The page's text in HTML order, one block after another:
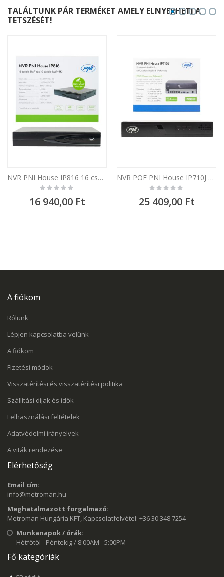
TALÁLTUNK PÁR TERMÉKET AMELY ELNYERHETI A
TETSZÉSÉT!
NVR PNI House IP816 16 csatornás IP 5MP vagy 10 csatornás 8MP 4K
Rating:
0%
16 940,00 Ft
NVR POE PNI House IP710J 10 csatorna 4K 8MP, 4 POE csatorna és 6 IP csatorna, fekete
Rating:
0%
25 409,00 Ft
A fiókom
Rólunk
Lépjen kapcsolatba velünk
A fiókom
Fizetési módok
Visszatérítési és visszatérítési politika
Szállítási díjak és idők
Felhasználási feltételek
Adatvédelmi irányelvek
A viták rendezése
Elérhetőség
Email cím:
info@metroman.hu
Meghatalmazott forgalmazó:
Metroman Hungária KFT, Kapcsolatfelvétel: +36 30 348 7254
Munkanapok / órák:
Hétfőtől - Péntekig / 8:00AM - 5:00PM
Fő kategóriák